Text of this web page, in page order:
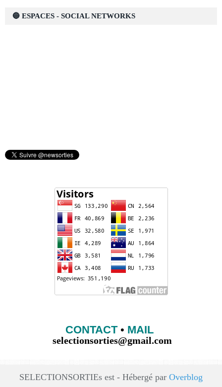
🔵 ESPACES - SOCIAL NETWORKS
CONTACT• MAIL
selectionsorties@gmail.com
SELECTIONSORTIEs est - Hébergé par Overblog